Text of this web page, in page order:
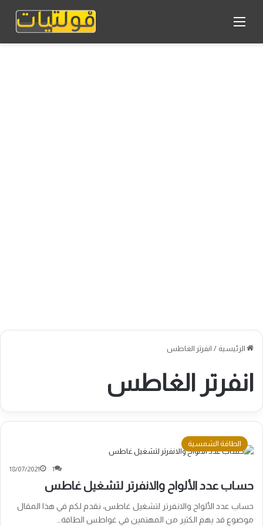
الرئيسية / انفرتر الغاطس
انفرتر الغاطس
الطاقة الشمسية
18/07/2021 1
حساب عدد الألواح والانفرتر لتشغيل غاطس
حساب عدد الألواح والانفرتر لتشغيل غاطس، نقدم لكم في هذا المقال
موضوع قد يهم الكثير من المهتمين في غواطس الطاقة…